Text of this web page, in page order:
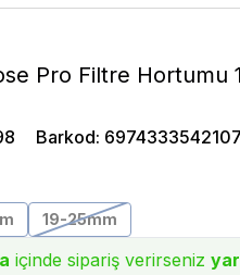
Pro Filtre Hortumu
Barkod: 6974333542107
19-25mm
içinde sipariş verirseniz